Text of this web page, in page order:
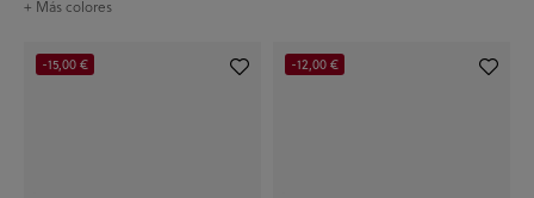
+ Más colores
-15,00 € -12,00 €